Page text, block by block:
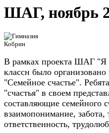
ШАГ, ноябрь
В рамках проекта ШАГ "Я
классн было
"Семейное счастье".
"счастья" в своем
составляющие семейного
взаимопонимание,
ответственность,